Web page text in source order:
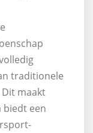
traditionele
maakt
biedt een